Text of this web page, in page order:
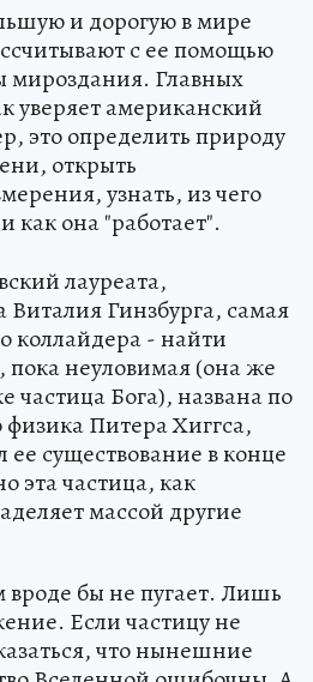
и дорогую в мире
с ее помощью
мироздания. Главных
уверяет американский
это определить природу
открыть
узнать, из чего
как она "работает".
лауреата,
Виталия Гинзбурга, самая
коллайдера - найти
пока неуловимая (она же
частица Бога), названа по
Питера Хиггса,
ее существование в конце
эта частица, как
массой другие
вроде бы не пугает. Лишь
Если частицу не
что нынешние